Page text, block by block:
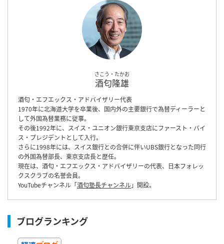
さこう・たかお
酒匂隆雄
酒匂・エフエックス・アドバイザリー代表
1970年に北海道大学を卒業後、国内外の主要銀行で為替ディーラーと
して外国為替業務に従事。
その後1992年に、スイス・ユニオン銀行東京支店にファースト・バイ
ス・プレジデントとして入行。
さらに1998年には、スイス銀行との合併に伴いUBS銀行となった同行
の外国為替部長、東京支店長と歴任。
現在は、酒匂・エフエックス・アドバイザリーの代表、日本フォレッ
クスクラブの名誉会員。
YouTubeチャンネル「酒匂塾長チャンネル」開設。
ブログランキング